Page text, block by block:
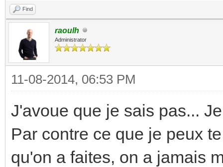
Find
raoulh
Administrator
11-08-2014, 06:53 PM
J'avoue que je sais pas...
Par contre ce que je peux
qu'on a faites, on a jamais